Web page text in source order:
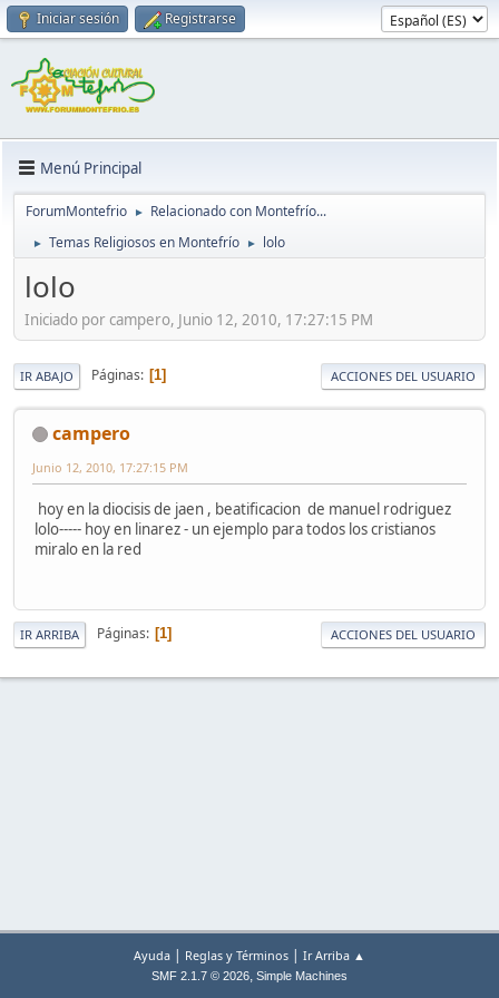
Iniciar sesión Registrarse
Menú Principal
ForumMontefrio ► Relacionado con Montefrío...
► Temas Religiosos en Montefrío ► lolo
lolo
Iniciado por campero, Junio 12, 2010, 17:27:15 PM
IR ABAJO Páginas 1 ACCIONES DEL USUARIO
campero
Junio 12, 2010, 17:27:15 PM
hoy en la diocisis de jaen , beatificacion de manuel rodriguez
lolo----- hoy en linarez - un ejemplo para todos los cristianos
miralo en la red
IR ARRIBA Páginas 1 ACCIONES DEL USUARIO
Ayuda | Reglas y Términos | Ir Arriba ▲
SMF 2.1.7 © 2026, Simple Machines